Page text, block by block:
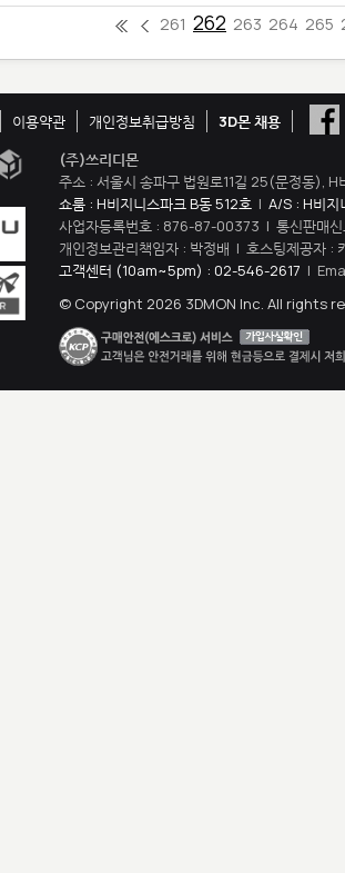
261 262 263 264 265
이용약관 개인정보취급방침
3D몬 채용
(주)쓰리디몬
주소 : 서울시 송파구 법원로11길 25(문정동),
쇼룸 : H비지니스파크 B동 512호 | A/S : H비지
사업자등록번호 : 876-87-00373 | 통신판매
개인정보관리책임자 : 박정배 | 호스팅제공자 :
고객센터 (10am~5pm) : 02-546-2617 |
© Copyright 2026 3DMON Inc. All rights